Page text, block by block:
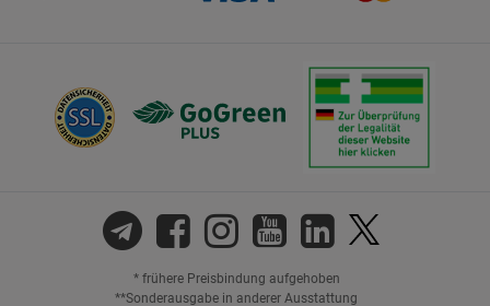
* frühere Preisbindung aufgehoben
**Sonderausgabe in anderer Ausstattung